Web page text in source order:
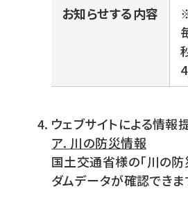
お知らせする内容
ウェブサイトによる情報
ア. 川の防災情報
国土交通省様の「川の
ダムデータが確認できま